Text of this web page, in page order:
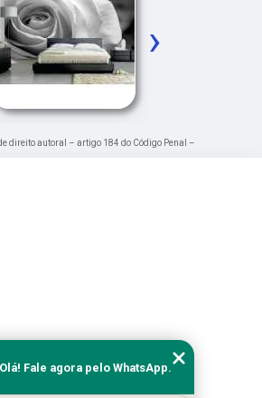
›
direito autoral – artigo 184 do Código Penal –
Olá! Fale agora pelo WhatsApp.